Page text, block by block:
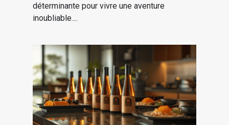
déterminante pour vivre une aventure
inoubliable....